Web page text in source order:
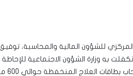
تكفلت به وزارة الشؤون الاجتماعية
العلاج المنخفظة حوالي 600 منتفع تم تمتيعهم ب200 دينار.